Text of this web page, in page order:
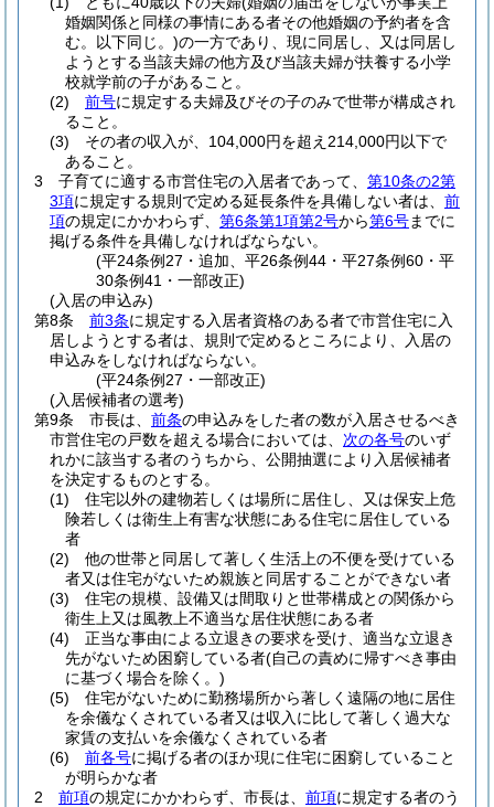
婚姻関係と同様の事情にある者その他婚姻の予約者を含
む。以下同じ。)の一方であり、現に同居し、又は同居し
ようとする当該夫婦の他方及び当該夫婦が扶養する小学
校就学前の子があること。
(2)
前号に規定する夫婦及びその子のみで世帯が構成され
ること。
(3)
その者の収入が、104,000円を超え214,000円以下で
あること。
3
子育てに適する市営住宅の入居者であって、 第10条の2第
3項に規定する規則で定める延長条件を具備しない者は、 前
項の規定にかかわらず、 第6条第1項第2号から第6号までに
掲げる条件を具備しなければならない。
(平24条例27・追加、平26条例44・平27条例60・平
30条例41・一部改正)
(入居の申込み)
第8条
前3条に規定する入居者資格のある者で市営住宅に入
居しようとする者は、規則で定めるところにより、入居の
申込みをしなければならない。
(平24条例27・一部改正)
(入居候補者の選考)
第9条
市長は、 前条の申込みをした者の数が入居させるべき
市営住宅の戸数を超える場合においては、 次の各号のいず
れかに該当する者のうちから、公開抽選により入居候補者
を決定するものとする。
(1)
住宅以外の建物若しくは場所に居住し、又は保安上危
険若しくは衛生上有害な状態にある住宅に居住している
者
(2)
他の世帯と同居して著しく生活上の不便を受けている
者又は住宅がないため親族と同居することができない者
(3)
住宅の規模、設備又は間取りと世帯構成との関係から
衛生上又は風教上不適当な居住状態にある者
(4)
正当な事由による立退きの要求を受け、適当な立退き
先がないため困窮している者(自己の責めに帰すべき事由
に基づく場合を除く。)
(5)
住宅がないために勤務場所から著しく遠隔の地に居住
を余儀なくされている者又は収入に比して著しく過大な
家賃の支払いを余儀なくされている者
(6)
前各号に掲げる者のほか現に住宅に困窮していること
が明らかな者
2
前項の規定にかかわらず、市長は、 前項に規定する者のう